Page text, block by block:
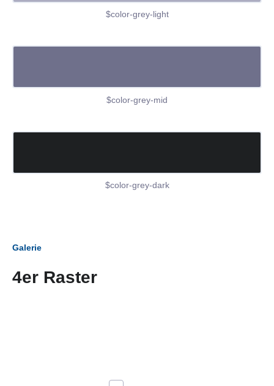
$color-grey-light
$color-grey-mid
$color-grey-dark
Galerie
4er Raster